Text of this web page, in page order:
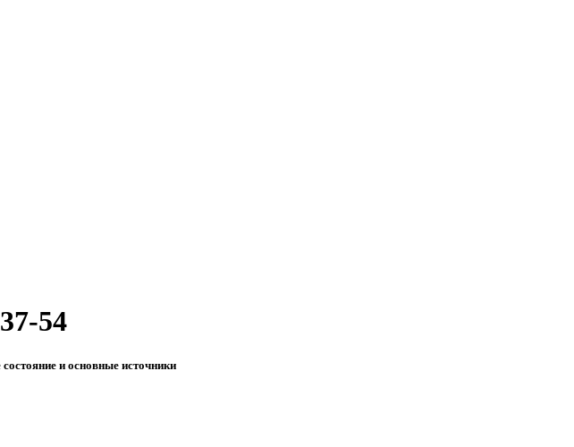
54
и основные источники